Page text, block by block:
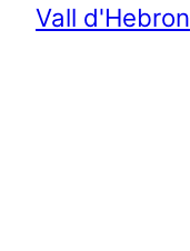
Vall d'Hebron